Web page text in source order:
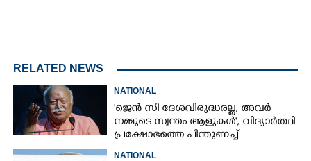
RELATED NEWS
NATIONAL
'ജെൻ സി ദേശവിരുദ്ധരല്ല, അവർ
നമ്മുടെ സ്വന്തം ആളുകൾ', വിദ്യാർത്ഥി
പ്രക്ഷോഭത്തെ പിന്തുണച്ച്
NATIONAL